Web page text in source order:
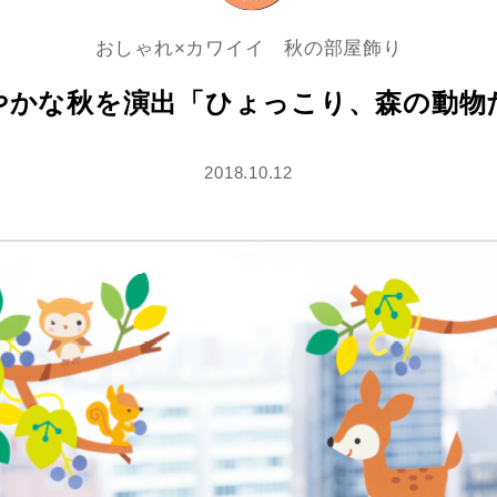
おしゃれ×カワイイ 秋の部屋飾り
かな秋を演出「ひょっこり、森の動物
2018.10.12